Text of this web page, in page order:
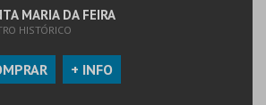
MARIA DA FEIRA
HISTÓRICO
+ INFO